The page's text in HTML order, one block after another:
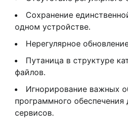
Сохранение
одном устройстве.
Нерегулярное
Путаница в структуре
файлов.
Игнорирование важных
программного обеспечения
сервисов.